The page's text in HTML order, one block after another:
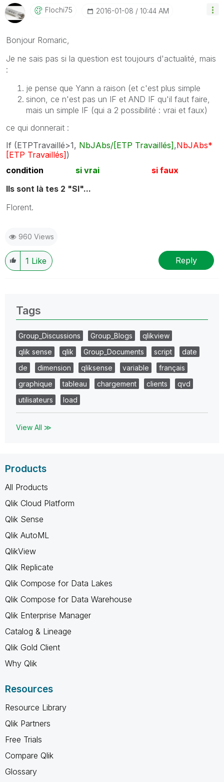
Flochi75 ‎2016-01-08 10:44 AM
Bonjour Romaric,
Je ne sais pas si la question est toujours d'actualité, mais
:
je pense que Yann a raison (et c'est plus simple
sinon, ce n'est pas un IF et AND IF qu'il faut faire,
mais un simple IF (qui a 2 possibilité : vrai et faux)
ce qui donnerait :
If (ETPTravaillé>1, NbJAbs/[ETP Travaillés] ,NbJAbs*
[ETP Travaillés] )
condition si vrai si faux
Ils sont là tes 2 "SI"...
Florent.
960 Views
1 Like Reply
Tags
Group_Discussions Group_Blogs
qlikview
qlik sense
qlik Group_Documents script
date
de
dimension qliksense variable
français
graphique
tableau chargement clients
qvd
utilisateurs
load
View All ≫
Products
All Products
Qlik Cloud Platform
Qlik Sense
Qlik AutoML
QlikView
Qlik Replicate
Qlik Compose for Data Lakes
Qlik Compose for Data Warehouse
Qlik Enterprise Manager
Catalog & Lineage
Qlik Gold Client
Why Qlik
Resources
Resource Library
Qlik Partners
Free Trials
Compare Qlik
Glossary